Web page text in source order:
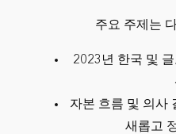
주요 주제는
2023년 한국 및
자본 흐름 및 의사
새롭고